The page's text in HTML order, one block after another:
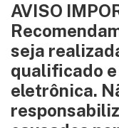
AVISO
seja
qualificado
eletrônica.